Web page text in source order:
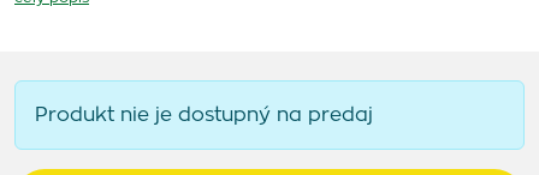
Produkt nie je dostupný na predaj